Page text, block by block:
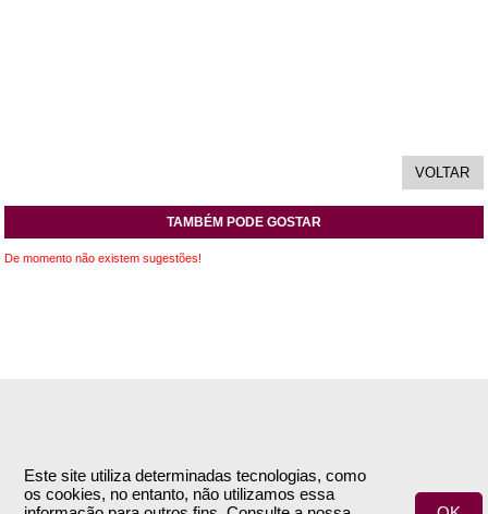
Este site utiliza determinadas tecnologias, como
os cookies, no entanto, não utilizamos essa
TAMBÉM PODE GOSTAR
De momento não existem sugestões!
Empresa
Termos e Condições
Encomendas & Pagamentos
Envio